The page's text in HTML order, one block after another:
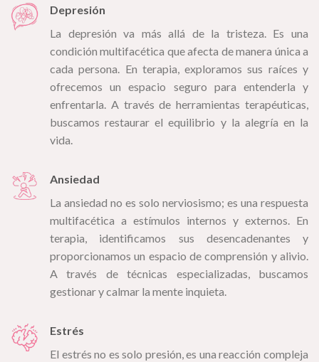
Depresión
La depresión va más allá de la tristeza. Es una
condición multifacética que afecta de manera única a
cada persona. En terapia, exploramos sus raíces y
ofrecemos un espacio seguro para entenderla y
enfrentarla. A través de herramientas terapéuticas,
buscamos restaurar el equilibrio y la alegría en la
vida.
Ansiedad
La ansiedad no es solo nerviosismo; es una respuesta
multifacética a estímulos internos y externos. En
terapia, identificamos sus desencadenantes y
proporcionamos un espacio de comprensión y alivio.
A través de técnicas especializadas, buscamos
gestionar y calmar la mente inquieta.
Estrés
El estrés no es solo presión, es una reacción compleja